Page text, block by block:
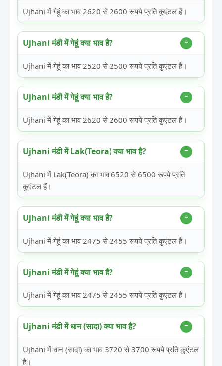
Ujhani में गेहूं का भाव 2620 से 2600 रूपये प्रति कुएंटल हैं।
Ujhani मंडी में गेहूं क्या भाव है?
Ujhani में गेहूं का भाव 2520 से 2500 रूपये प्रति कुएंटल हैं।
Ujhani मंडी में गेहूं क्या भाव है?
Ujhani में गेहूं का भाव 2620 से 2600 रूपये प्रति कुएंटल हैं।
Ujhani मंडी में Lak(Teora) क्या भाव है?
Ujhani में Lak(Teora) का भाव 6520 से 6500 रूपये प्रति
कुएंटल हैं।
Ujhani मंडी में गेहूं क्या भाव है?
Ujhani में गेहूं का भाव 2475 से 2455 रूपये प्रति कुएंटल हैं।
Ujhani मंडी में गेहूं क्या भाव है?
Ujhani में गेहूं का भाव 2475 से 2455 रूपये प्रति कुएंटल हैं।
Ujhani मंडी में धान (सादा) क्या भाव है?
Ujhani में धान (सादा) का भाव 3720 से 3700 रूपये प्रति कुएंटल
हैं।